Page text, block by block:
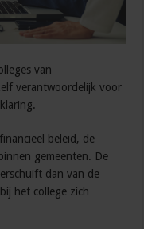
van
verantwoordelijk voor
beleid, de
gemeenten. De
dan van de
het college zich